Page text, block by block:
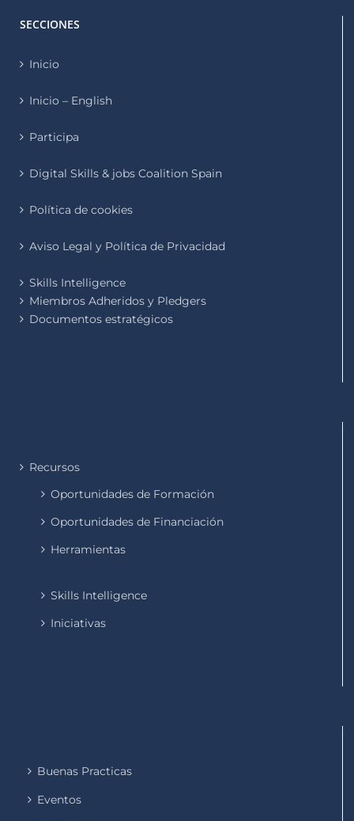
SECCIONES
Inicio
Inicio – English
Participa
Digital Skills & jobs Coalition Spain
Política de cookies
Aviso Legal y Política de Privacidad
Skills Intelligence
Miembros Adheridos y Pledgers
Documentos estratégicos
Recursos
Oportunidades de Formación
Oportunidades de Financiación
Herramientas
Skills Intelligence
Iniciativas
Buenas Practicas
Eventos